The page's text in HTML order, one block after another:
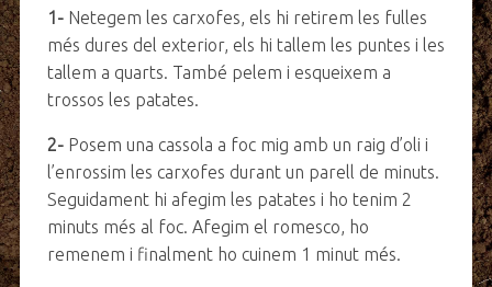
1-Netegem les carxofes, els hi retirem les fulles
més dures del exterior, els hi tallem les puntes i les
tallem a quarts. També pelem i esqueixem a
trossos les patates.
2- Posem una cassola a foc mig amb un raig d’oli i
l’enrossim les carxofes durant un parell de minuts.
Seguidament hi afegim les patates i ho tenim 2
minuts més al foc. Afegim el romesco, ho
remenem i finalment ho cuinem 1 minut més.